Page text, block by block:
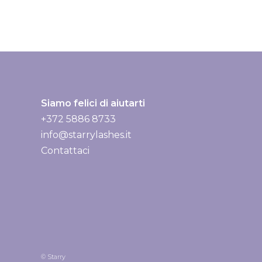
Siamo felici di aiutarti
+372 5886 8733
info@starrylashes.it
Contattaci
© Starry